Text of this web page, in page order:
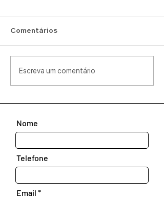
Comentários
Escreva um comentário
Nome
Telefone
Email